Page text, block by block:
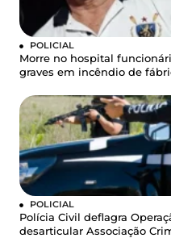
POLICIAL
Morre no hospital
graves em incêndio de
POLICIAL
Polícia Civil deflagra
desarticular Associação